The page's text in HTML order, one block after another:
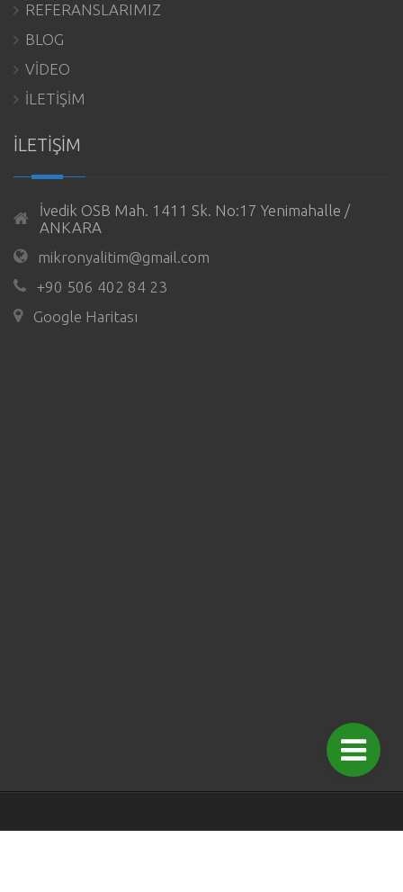
REFERANSLARIMIZ
BLOG
VİDEO
İLETİŞİM
İLETİŞİM
İvedik OSB Mah. 1411 Sk. No:17 Yenimahalle /
ANKARA
mikronyalitim@gmail.com
+90 506 402 84 23
Google Haritası